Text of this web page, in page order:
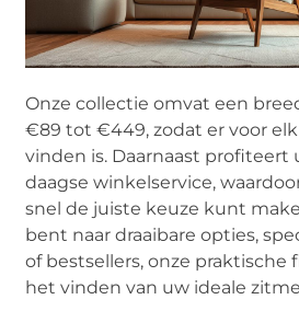
Onze collectie omvat een
€89 tot €449, zodat er voor
vinden is. Daarnaast profiteert
daagse winkelservice,
snel de juiste keuze kunt
bent naar draaibare opties,
of bestsellers, onze praktische
het vinden van uw ideale